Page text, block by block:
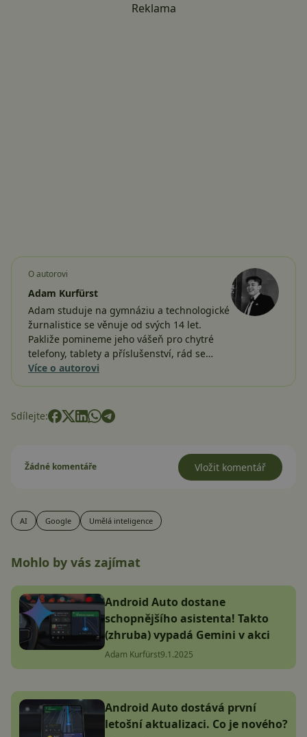
Reklama
O autorovi
Adam Kurfürst
Adam studuje na gymnáziu a technologické
žurnalistice se věnuje od svých 14 let.
Pakliže pomineme jeho vášeň pro chytré
telefony, tablety a příslušenství, rád se…
Více o autorovi
Sdílejte:
Žádné komentáře Vložit komentář
AI Google Umělá inteligence
Mohlo by vás zajímat
Android Auto dostane
schopnějšího asistenta! Takto
(zhruba) vypadá Gemini v akci
Adam Kurfürst9.1.2025
Android Auto dostává první
letošní aktualizaci. Co je nového?